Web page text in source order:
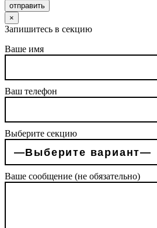
отправить
×
Запишитесь в секцию
Ваше имя
Ваш телефон
Выберите секцию
Ваше сообщение (не обязательно)